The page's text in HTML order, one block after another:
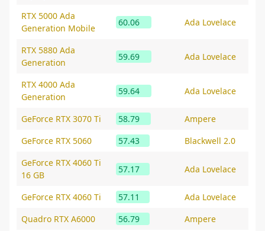
RTX 5000 Ada
Generation Mobile
60.06 Ada Lovelace
RTX 5880 Ada
Generation
59.69 Ada Lovelace
RTX 4000 Ada
Generation
59.64 Ada Lovelace
GeForce RTX 3070 Ti 58.79
Ampere
GeForce RTX 5060
57.43
Blackwell 2.0
GeForce RTX 4060 Ti
16 GB
57.17 Ada Lovelace
GeForce RTX 4060 Ti 57.11
Ada Lovelace
Quadro RTX A6000
56.79
Ampere